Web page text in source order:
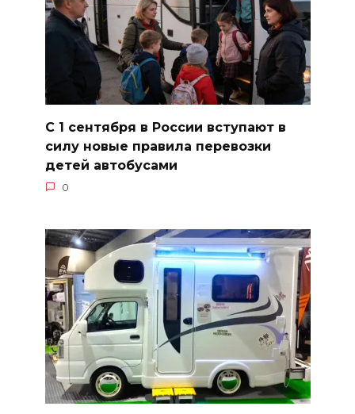
С 1 сентября в России вступают в
силу новые правила перевозки
детей автобусами
0